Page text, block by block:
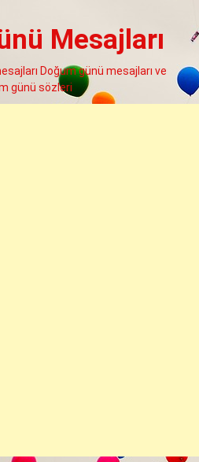
Mesajları
Doğum günü mesajları ve
günü sözleri